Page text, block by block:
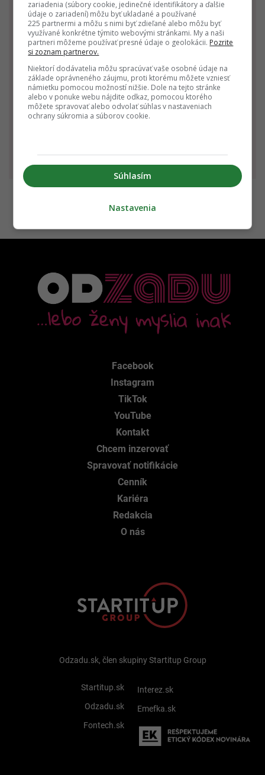
Váhy
23.9. - 22.10.
Škorpión Strelec
Facebook
Instagram
TikTok
YouTube
Kontakt
Chcem inzerovať
Spravovať notifikácie
Cenník
Kariéra
Redakcia
O nás
Odzadu.sk, člen skupiny Startitup Group
Startitup.sk
Odzadu.sk
Fontech.sk
Interez.sk
Emefka.sk
zariadenia (súbory cookie, jedinečné identifikátory a ďalšie
údaje o zariadení) môžu byť ukladané a používané
225 partnermi a môžu s nimi byť zdieľané alebo môžu byť
využívané konkrétne týmito webovými stránkami. My a naši
partneri môžeme používať presné údaje o geolokácii. Pozrite
si zoznam partnerov.
Niektorí dodávatelia môžu spracúvať vaše osobné údaje na
základe oprávneného záujmu, proti ktorému môžete vzniesť
námietku pomocou možností nižšie. Dole na tejto stránke
alebo v ponuke webu nájdite odkaz, pomocou ktorého
môžete spravovať alebo odvolať súhlas v nastaveniach
ochrany súkromia a súborov cookie.
Súhlasím
Nastavenia